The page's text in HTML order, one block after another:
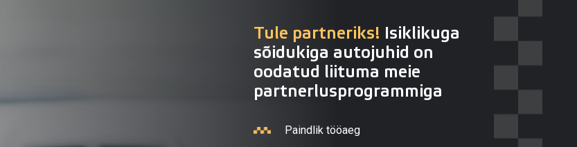
Tule partneriks! Isiklikuga
sõidukiga autojuhid on
oodatud liituma meie
partnerlusprogrammiga
Paindlik tööaeg